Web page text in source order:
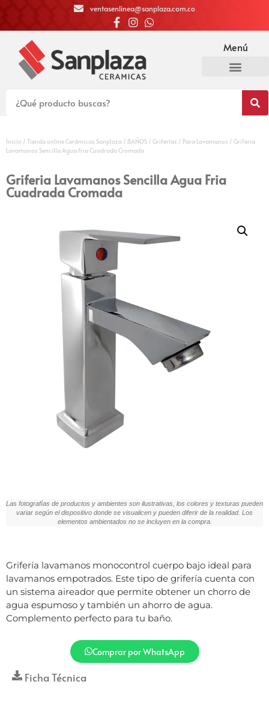
ventasenlinea@sanplaza.com.co
Menú
Inicio / Tienda online Cerámicas Sanplaza / BAÑOS / Griferías / Para Lavamanos / Griferia
Lavamanos Sencilla Agua Fria Cuadrada Cromada
Griferia Lavamanos Sencilla Agua Fria
Cuadrada Cromada
Las fotografías de productos y ambientes son ilustrativas, los colores y texturas pueden
variar según el dispositivo donde se visualicen y pueden diferir de la realidad. Los
elementos ambientados no se incluyen en la compra.
Grifería lavamanos monocontrol cuerpo bajo ideal para
lavamanos empotrados. Este tipo de grifería cuenta con
un sistema aireador que permite obtener un chorro de
agua espumoso y también un ahorro de agua.
Complemento perfecto para tu baño.
Comprar por WhatsApp
Ficha Técnica